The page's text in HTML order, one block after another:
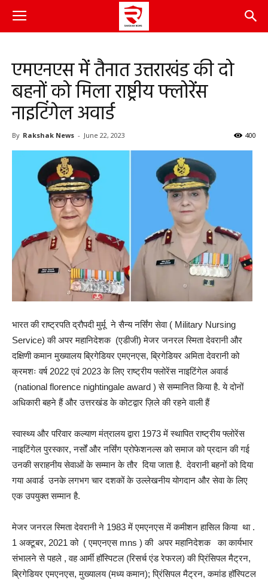
एमएनएस में तैनात उत्तराखंड की दो
बहनों को मिला राष्ट्रीय फ्लोरेंस
नाइटिंगेल अवार्ड
By Rakshak News - June 22, 2023 400
भारत की राष्ट्रपति द्रौपदी मुर्मू ने सैन्य नर्सिंग सेवा ( Military Nursing
Service) की अपर महानिदेशक (एडीजी) मेजर जनरल स्मिता देवरानी और
दक्षिणी कमान मुख्यालय ब्रिगेडियर एमएनएस, ब्रिगेडियर अमिता देवरानी को
क्रमशः वर्ष 2022 एवं 2023 के लिए राष्ट्रीय फ्लोरेंस नाइटिंगेल अवार्ड
(national florence nightingale award ) से सम्मानित किया है. ये दोनों
अधिकारी बहने हैं और उत्तरखंड के कोटद्वार ज़िले की रहने वाली हैं
स्वास्थ्य और परिवार कल्याण मंत्रालय द्वारा 1973 में स्थापित राष्ट्रीय फ्लोरेंस
नाइटिंगेल पुरस्कार, नर्सों और नर्सिंग प्रोफेशनल्स को समाज को प्रदान की गई
उनकी सराहनीय सेवाओं के सम्मान के तौर दिया जाता है. देवरानी बहनों को दिया
गया अवार्ड उनके लगभग चार दशकों के उल्लेखनीय योगदान और सेवा के लिए
एक उपयुक्त सम्मान है.
मेजर जनरल स्मिता देवरानी ने 1983 में एमएनएस में कमीशन हासिल किया था .
1 अक्टूबर, 2021 को ( एमएनएस mns ) की अपर महानिदेशक का कार्यभार
संभालने से पहले , वह आर्मी हॉस्पिटल (रिसर्च एंड रेफरल) की प्रिंसिपल मैट्रन,
ब्रिगेडियर एमएनएस, मुख्यालय (मध्य कमान); प्रिंसिपल मैट्रन, कमांड हॉस्पिटल